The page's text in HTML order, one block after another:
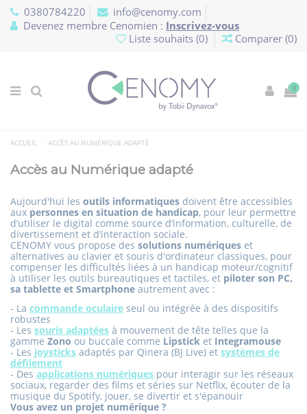
0380784220
info@cenomy.com
Devenez membre Cenomien : Inscrivez-vous
Liste souhaits (0) Comparer (0)
0
ACCUEIL ACCÈS AU NUMÉRIQUE ADAPTÉ
Accès au Numérique adapté
Aujourd'hui les outils informatiques doivent être accessibles
aux personnes en situation de handicap, pour leur permettre
d’utiliser le digital comme source d’information, culturelle, de
divertissement et d’interaction sociale.
CENOMY vous propose des solutions numériques et
alternatives au clavier et souris d'ordinateur classiques, pour
compenser les difficultés liées à un handicap moteur/cognitif
à utiliser les outils bureautiques et tactiles, et piloter son PC,
sa tablette et Smartphone autrement avec :
- La commande oculaire seul ou intégrée à des dispositifs
robustes
- Les souris adaptées à mouvement de tête telles que la
gamme Zono ou buccale comme Lipstick et Integramouse
- Les joysticks adaptés par Qinera (BJ Live) et systèmes de
défilement
- Des applications numériques pour interagir sur les réseaux
sociaux, regarder des films et séries sur Netflix, écouter de la
musique du Spotify, jouer, se divertir et s'épanouir
Vous avez un projet numérique ?
Panneau de gestion des cookies